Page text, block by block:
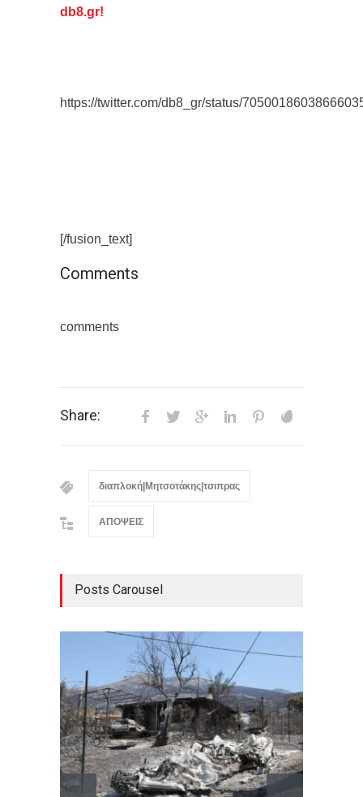
db8.gr!
https://twitter.com/db8_gr/status/
[/fusion_text]
Comments
comments
Share:
διαπλοκή|Μητσοτάκης|τσιπρας
ΑΠΟΨΕΙΣ
Posts Carousel